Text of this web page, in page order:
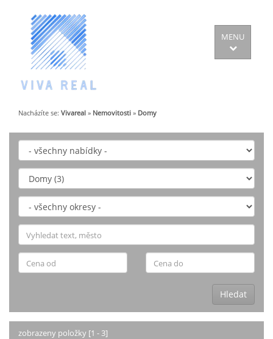
MENU
Nacházíte se: Vivareal » Nemovitosti » Domy
Hledat
zobrazeny položky [1 - 3]